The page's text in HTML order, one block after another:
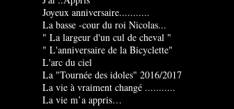
Joyeux anniversaire...........
La basse -cour du roi Nicolas...
" La largeur d'un cul de cheval "
" L'anniversaire de la Bicyclette"
L'arc du ciel
La "Tournée des idoles" 2016/2017
La vie à vraiment changé ...........
La vie m’a appris…